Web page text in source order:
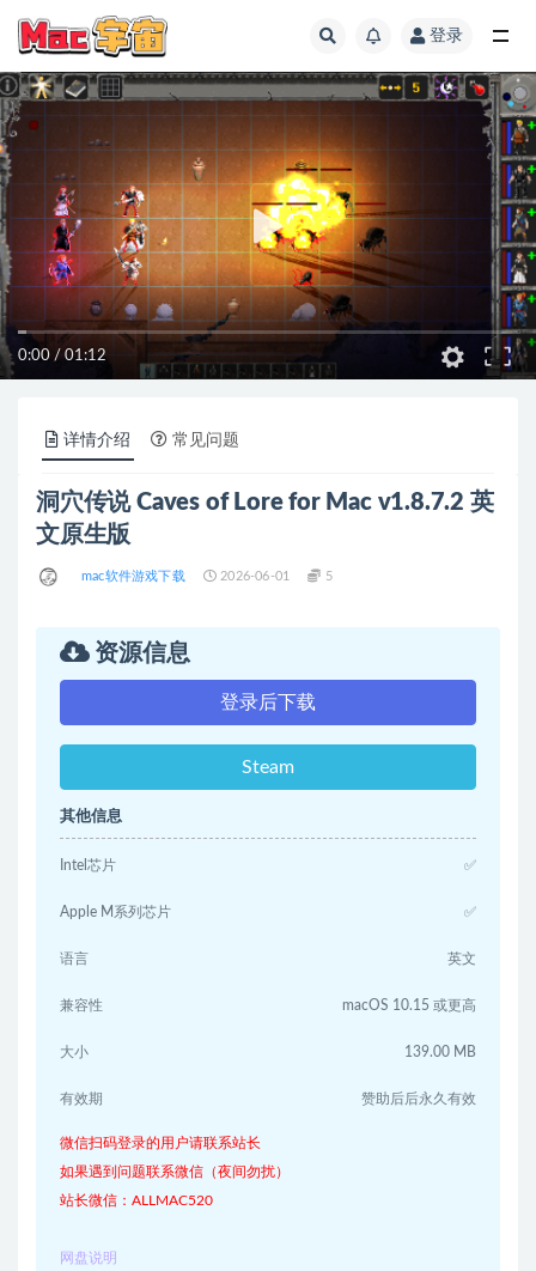
登录
0:00 /01:12
详情介绍 常见问题
洞穴传说 Caves of Lore for Mac v1.8.7.2 英
文原生版
mac软件游戏下载 2026-06-01 5
资源信息
登录后下载
Steam
其他信息
Intel芯片 ✅
Apple M系列芯片 ✅
语言 英文
兼容性 macOS 10.15 或更高
大小 139.00 MB
有效期 赞助后后永久有效
微信扫码登录的用户请联系站长
如果遇到问题联系微信（夜间勿扰）
站长微信：ALLMAC520
网盘说明